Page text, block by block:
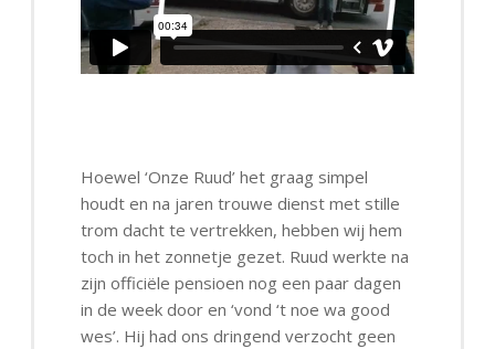
Hoewel ‘Onze Ruud’ het graag simpel
houdt en na jaren trouwe dienst met stille
trom dacht te vertrekken, hebben wij hem
toch in het zonnetje gezet. Ruud werkte na
zijn officiële pensioen nog een paar dagen
in de week door en ‘vond ‘t noe wa good
wes’. Hij had ons dringend verzocht geen